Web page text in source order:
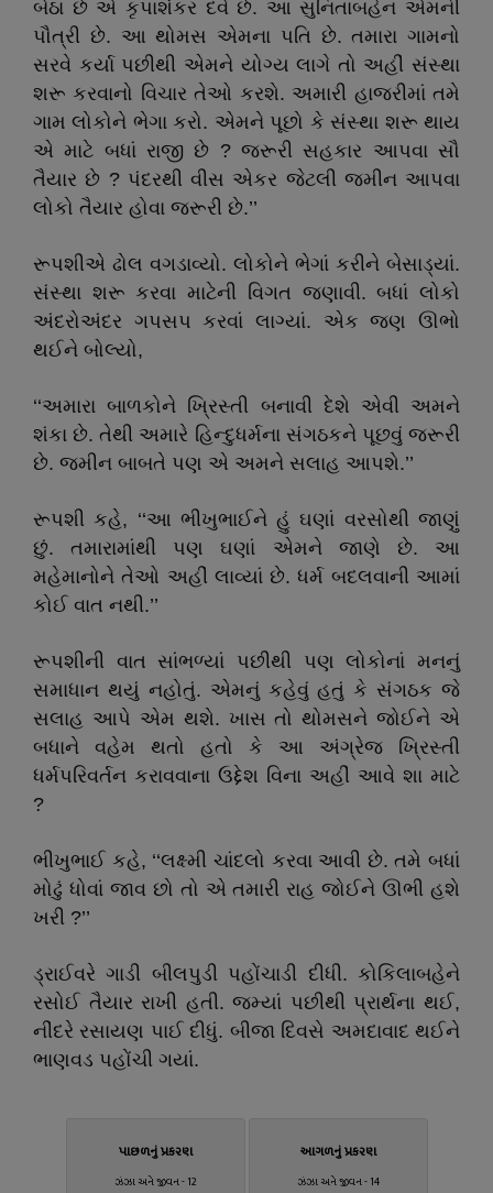
બેઠા છે એ કૃપાશંકર દવે છે. આ સુનિતાબહેન એમની
પૌત્રી છે. આ થોમસ એમના પતિ છે. તમારા ગામનો
સરવે કર્યા પછીથી એમને યોગ્ય લાગે તો અહીં સંસ્થા
શરૂ કરવાનો વિચાર તેઓ કરશે. અમારી હાજરીમાં તમે
ગામ લોકોને ભેગા કરો. એમને પૂછો કે સંસ્થા શરૂ થાય
એ માટે બધાં રાજી છે ? જરૂરી સહકાર આપવા સૌ
તૈયાર છે ? પંદરથી વીસ એકર જેટલી જમીન આપવા
લોકો તૈયાર હોવા જરૂરી છે.’’
રૂપશીએ ઢોલ વગડાવ્યો. લોકોને ભેગાં કરીને બેસાડ્યાં.
સંસ્થા શરૂ કરવા માટેની વિગત જણાવી. બધાં લોકો
અંદરોઅંદર ગપસપ કરવાં લાગ્યાં. એક જણ ઊભો
થઈને બોલ્યો,
‘‘અમારા બાળકોને ખ્રિસ્તી બનાવી દેશે એવી અમને
શંકા છે. તેથી અમારે હિન્દુધર્મના સંગઠકને પૂછવું જરૂરી
છે. જમીન બાબતે પણ એ અમને સલાહ આપશે.’’
રૂપશી કહે, ‘‘આ ભીખુભાઈને હું ઘણાં વરસોથી જાણું
છું. તમારામાંથી પણ ઘણાં એમને જાણે છે. આ
મહેમાનોને તેઓ અહીં લાવ્યાં છે. ધર્મ બદલવાની આમાં
કોઈ વાત નથી.’’
રૂપશીની વાત સાંભળ્યાં પછીથી પણ લોકોનાં મનનું
સમાધાન થયું નહોતું. એમનું કહેવું હતું કે સંગઠક જે
સલાહ આપે એમ થશે. ખાસ તો થોમસને જોઈને એ
બધાને વહેમ થતો હતો કે આ અંગ્રેજ ખ્રિસ્તી
ધર્મપરિવર્તન કરાવવાના ઉદ્દેશ વિના અહીં આવે શા માટે
?
ભીખુભાઈ કહે, ‘‘લક્ષ્મી ચાંદલો કરવા આવી છે. તમે બધાં
મોઢું ધોવાં જાવ છો તો એ તમારી રાહ જોઈને ઊભી હશે
ખરી ?’’
ડ્રાઈવરે ગાડી બીલપુડી પહોંચાડી દીધી. કોકિલાબહેને
રસોઈ તૈયાર રાખી હતી. જમ્યાં પછીથી પ્રાર્થના થઈ,
નીંદરે રસાયણ પાઈ દીધું. બીજા દિવસે અમદાવાદ થઈને
ભાણવડ પહોંચી ગયાં.
પાછળનું પ્રકરણ
ઝંઝા અને જીવન - 12
આગળનું પ્રકરણ
ઝંઝા અને જીવન - 14